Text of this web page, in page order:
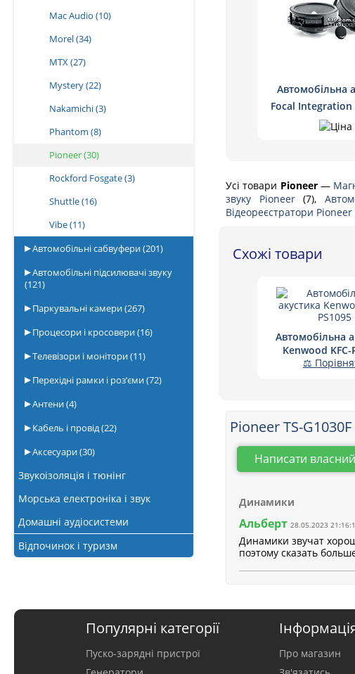
Mac Audio (10)
Morel(34)
MTX(27)
Mystery(22)
Nakamichi(3)
Phantom (8)
Pioneer(30)
Rockford Fosgate(3)
Shuttle(16)
Vibe(11)
Автомобільні сабвуфери(201)
Автомобільні підсилювачі звуку
(121)
Паркувальні камери(267)
Процесори і кросовери(16)
Телевізори і монітори(11)
Перехідні рамки і роз’єми(72)
Антени(4)
Кабель і провід(22)
Аксесуари(30)
Звукоізоляція і тюнінг
Морська електроніка і звук
Домашні аудіосистеми
Відпочинок і туризм
Автомобільна
Focal Integration
для
Усі товари Pioneer—
звуку Pioneer (7),
Відеореєстратори Pioneer
Схожі товари
Автомобільна
Kenwood KFC-
⚖
Pioneer TS-
Написати
Динамики
Альберт 28.05.2023
Динамики звучат
поэтому сказать
Популярні категорії
Пуско-зарядні пристрої
Про магазин